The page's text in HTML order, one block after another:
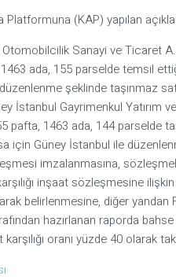
Platformuna (KAP) yapılan
Sanayi ve Ticaret
ada, 155 parselde temsil
şeklinde taşınmaz
İstanbul Gayrimenkul
pafta, 1463 ada, 144 parselde
için Güney İstanbul ile
imzalanmasına,
inşaat sözleşmesine
belirlenmesine, diğer
hazırlanan raporda
oranı yüzde 40 olarak